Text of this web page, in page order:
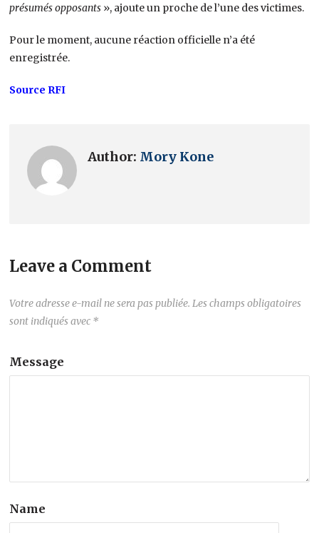
présumés opposants », ajoute un proche de l’une des victimes.
Pour le moment, aucune réaction officielle n’a été
enregistrée.
Source RFI
Author: Mory Kone
Leave a Comment
Votre adresse e-mail ne sera pas publiée. Les champs obligatoires
sont indiqués avec *
Message
Name